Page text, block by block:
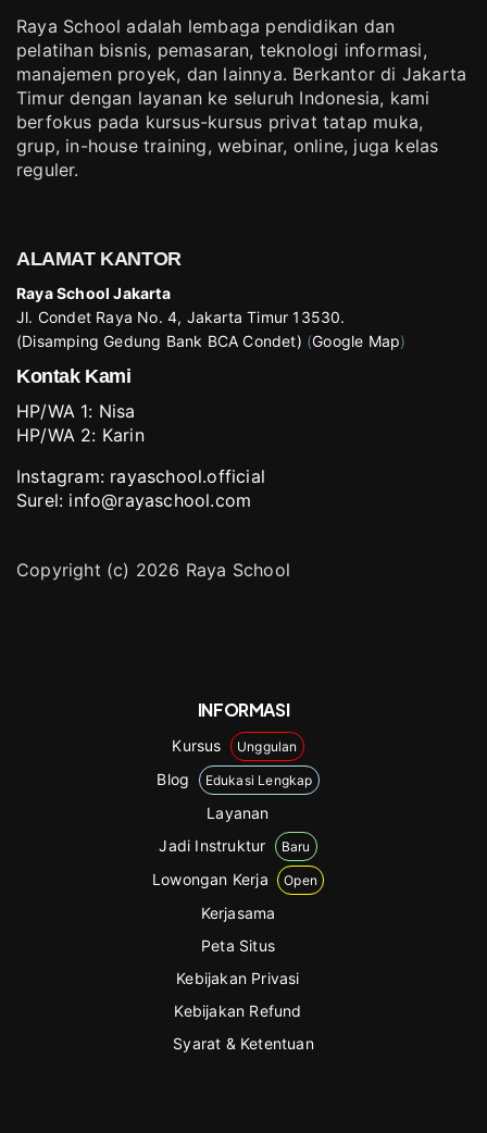
Raya School adalah lembaga pendidikan dan
pelatihan bisnis, pemasaran, teknologi informasi,
manajemen proyek, dan lainnya. Berkantor di Jakarta
Timur dengan layanan ke seluruh Indonesia, kami
berfokus pada kursus-kursus privat tatap muka,
grup, in-house training, webinar, online, juga kelas
reguler.
ALAMAT KANTOR
Raya School Jakarta
Jl. Condet Raya No. 4, Jakarta Timur 13530.
(Disamping Gedung Bank BCA Condet) (Google Map)
Kontak Kami
HP/WA 1: Nisa
HP/WA 2: Karin
Instagram: rayaschool.official
Surel: info@rayaschool.com
Copyright (c) 2026 Raya School
INFORMASI
Kursus Unggulan
Blog Edukasi Lengkap
Layanan
Jadi Instruktur
Baru
Lowongan Kerja Open
Kerjasama
Peta Situs
Kebijakan Privasi
Kebijakan Refund
Syarat & Ketentuan